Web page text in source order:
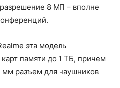
8 МП – вполне
эта модель
памяти до 1 ТБ, причем
разъем для наушников